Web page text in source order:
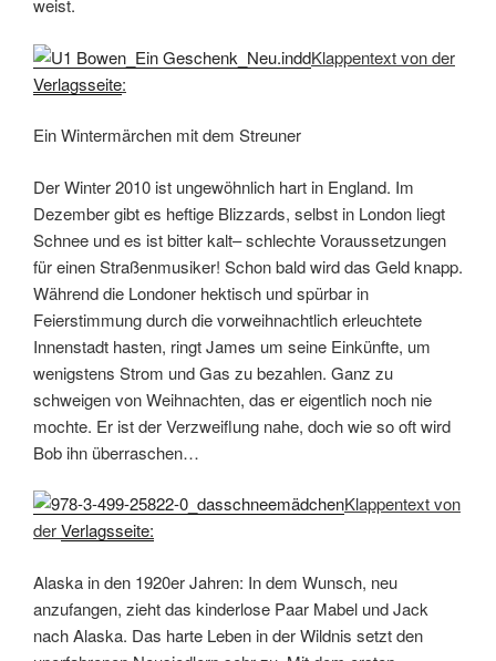
weist.
Klappentext von der
Verlagsseite:
Ein Wintermärchen mit dem Streuner
Der Winter 2010 ist ungewöhnlich hart in England. Im
Dezember gibt es heftige Blizzards, selbst in London liegt
Schnee und es ist bitter kalt– schlechte Voraussetzungen
für einen Straßenmusiker! Schon bald wird das Geld knapp.
Während die Londoner hektisch und spürbar in
Feierstimmung durch die vorweihnachtlich erleuchtete
Innenstadt hasten, ringt James um seine Einkünfte, um
wenigstens Strom und Gas zu bezahlen. Ganz zu
schweigen von Weihnachten, das er eigentlich noch nie
mochte. Er ist der Verzweiflung nahe, doch wie so oft wird
Bob ihn überraschen…
Klappentext von
derVerlagsseite:
Alaska in den 1920er Jahren: In dem Wunsch, neu
anzufangen, zieht das kinderlose Paar Mabel und Jack
nach Alaska. Das harte Leben in der Wildnis setzt den